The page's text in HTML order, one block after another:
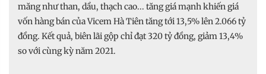
măng như than, dầu, thạch cao... tăng giá mạnh khiến giá
vốn hàng bán của Vicem Hà Tiên tăng tới 13,5% lên 2.066 tỷ
đồng. Kết quả, biên lãi gộp chỉ đạt 320 tỷ đồng, giảm 13,4%
so với cùng kỳ năm 2021.